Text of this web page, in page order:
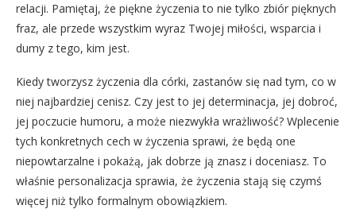
relacji. Pamiętaj, że piękne życzenia to nie tylko zbiór pięknych
fraz, ale przede wszystkim wyraz Twojej miłości, wsparcia i
dumy z tego, kim jest.
Kiedy tworzysz życzenia dla córki, zastanów się nad tym, co w
niej najbardziej cenisz. Czy jest to jej determinacja, jej dobroć,
jej poczucie humoru, a może niezwykła wrażliwość? Wplecenie
tych konkretnych cech w życzenia sprawi, że będą one
niepowtarzalne i pokażą, jak dobrze ją znasz i doceniasz. To
właśnie personalizacja sprawia, że życzenia stają się czymś
więcej niż tylko formalnym obowiązkiem.